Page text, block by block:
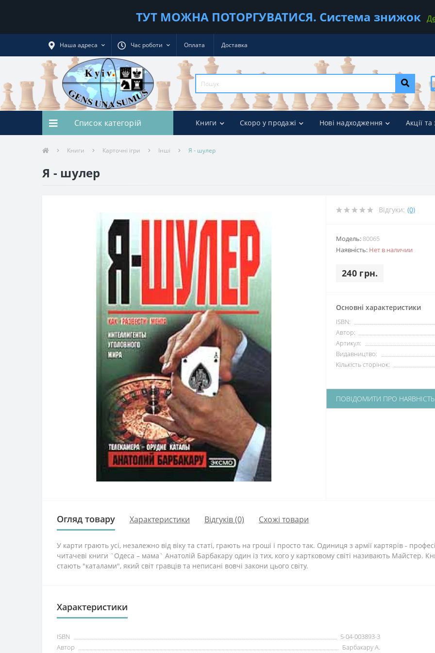
ТУТ МОЖНА ПОТОРГУВАТИСЯ. Система знижок
Наша адреса Час роботи Оплата Доставка
Список категорій Книги Скоро у продажі Нові надходження Акції
Книги Карточні ігри Інші Я - шулер
Я - шулер
Відгуки: (0)
Модель: 80065
Наявність: Нет в наличии
240 грн.
Основні характеристики
ISBN:
Автор:
Артикул:
Видавництво:
Кількість сторінок:
ПОВІДОМИТИ ПРО НАЯВНІСТЬ
Огляд товару Характеристики Відгуків (0) Схожі товари
У карти грають усі, незалежно від віку та статі, грають на гроші і просто так. Одиниця з армії картярів -
читачеві книги `Одеса – мама` Анатолій Барбакару один із тих, кого у картковому світі називають Майстер.
стають "каталами", який світ гравців та неписані вовчі закони цього світу.
Характеристики
ISBN
5-04-003893-3
Автор
Барбакару А.